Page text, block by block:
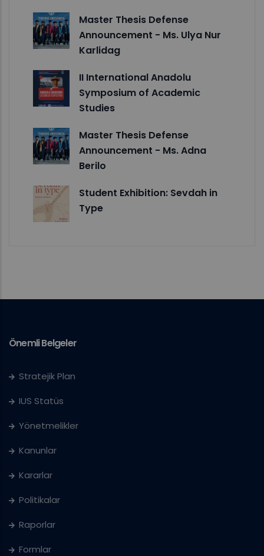
Master Thesis Defense
Announcement - Ms. Ulya Nur
Karlidag
II International Anadolu
Symposium of Academic
Studies
Master Thesis Defense
Announcement - Ms. Adna
Berilo
Student Exhibition: Sevdah in
Type
Önemli Belgeler
Stratejik Plan
IUS Statüs
Yönetmelikler
Kanunlar
Kararlar
Politikalar
Raporlar
Formlar